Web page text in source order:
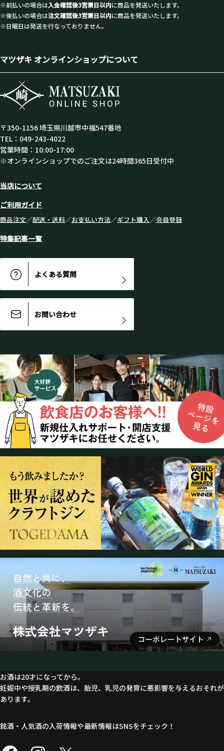
※前払いの場合は入金確認後3営業日以内に商品を発送いたします。
※後払いの場合は注文確認後3営業日以内に商品を発送いたします。
※日曜日は発送を行なっておりません。
マツザキ オンラインショップについて
〒350-1156 埼玉県川越市中福547番地
TEL：049-243-4022
営業時間：10:00-17:00
※オンラインショップでのご注文は24時間365日受付中
当店について
ご利用ガイド
商品注文／配送・送料／お支払い方法／ギフト購入／会員登録
特集記事一覧
よくある質問
お問い合わせ
お酒は20才になってから。
妊娠中や授乳期の飲酒は、胎児、乳児の発育に悪影響を与えるおそれが
あります。
銘酒・人気酒の入荷情報や最新情報はSNSをチェック！